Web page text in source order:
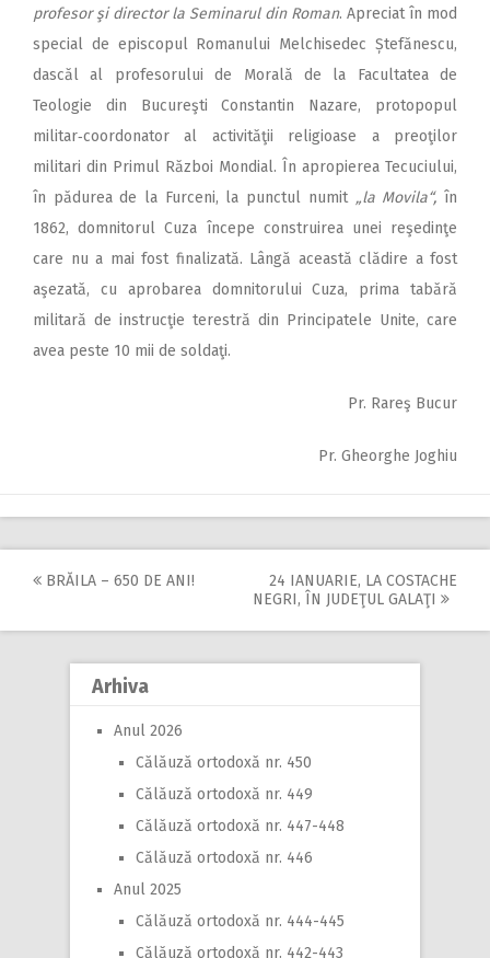
profesor şi director la Seminarul din Roman. Apreciat în mod
special de episcopul Romanului Melchisedec Ștefănescu,
dascăl al profesorului de Morală de la Facultatea de
Teologie din Bucureşti Constantin Nazare, protopopul
militar‑coordonator al activităţii religioase a preoţilor
militari din Primul Război Mondial. În apropierea Tecuciului,
în pădurea de la Furceni, la punctul numit „la Movila“, în
1862, domnitorul Cuza începe construirea unei reşedinţe
care nu a mai fost finalizată. Lângă această clădire a fost
aşezată, cu aprobarea domnitorului Cuza, prima tabără
militară de instrucţie terestră din Principatele Unite, care
avea peste 10 mii de soldaţi.
Pr. Rareş Bucur
Pr. Gheorghe Joghiu
navigation
BRĂILA – 650 DE ANI!
24 IANUARIE, LA COSTACHE
NEGRI, ÎN JUDEŢUL GALAŢI
Arhiva
Anul 2026
Călăuză ortodoxă nr. 450
Călăuză ortodoxă nr. 449
Călăuză ortodoxă nr. 447-448
Călăuză ortodoxă nr. 446
Anul 2025
Călăuză ortodoxă nr. 444-445
Călăuză ortodoxă nr. 442-443